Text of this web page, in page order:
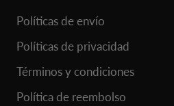
Políticas de envío
Políticas de privacidad
Términos y condiciones
Política de reembolso